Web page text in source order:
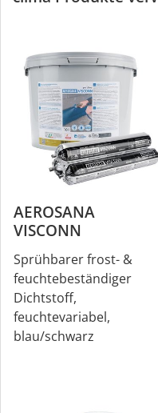
AEROSANA
VISCONN
Sprühbarer frost- &
feuchtebeständiger
Dichtstoff,
feuchtevariabel,
blau/schwarz